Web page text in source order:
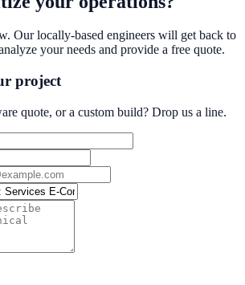
Our locally-based engineers will get back to
your needs and provide a free quote.
project
quote, or a custom build? Drop us a line.